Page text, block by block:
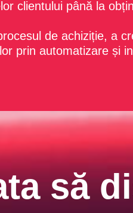
clientului până la
de achiziție, a
prin automatizare și
să